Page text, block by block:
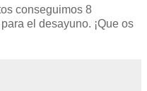
conseguimos 8
el desayuno. ¡Que os